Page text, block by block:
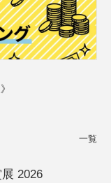
一覧
2026